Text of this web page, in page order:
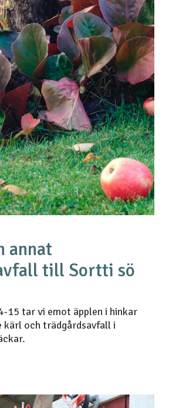
annat
till Sortti sö
15 tar vi emot äpplen i hinkar
kärl och trädgårdsavfall i